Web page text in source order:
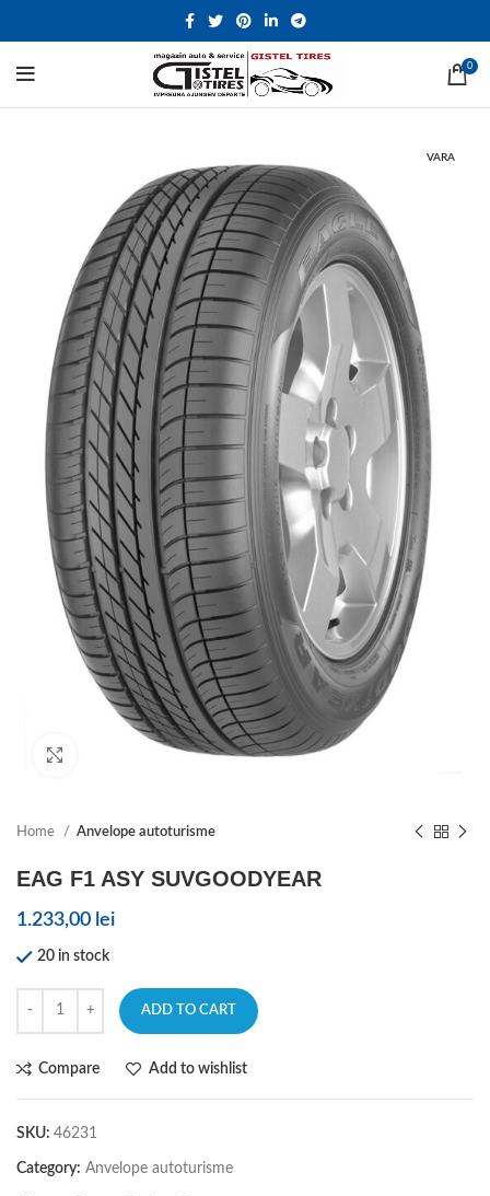
0
VARA
Home Anvelope autoturisme
EAG F1 ASY SUVGOODYEAR
1.233,00 lei
20 in stock
ADD TO CART
Compare Add to wishlist
SKU: 46231
Category: Anvelope autoturisme